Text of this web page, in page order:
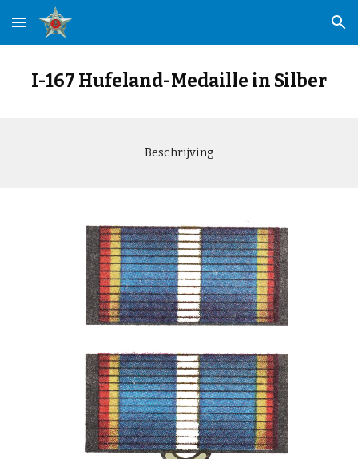
Skip to main content Skip to navigation
I-167 Hufeland-Medaille in Silber
Beschrijving